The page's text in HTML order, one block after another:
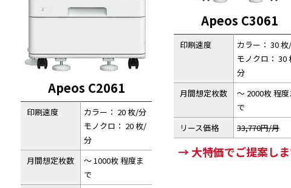
Apeos C2061
印刷速度
カラー： 20 枚/分
モノクロ： 20 枚/
分
月間想定枚数
～ 1000枚 程度ま
で
Apeos C3061
印刷速度
カラー： 30
モノクロ： 30
分
月間想定枚数
～ 2000枚 程度
で
リース価格
33,770円/月
→ 大特価でご提案し